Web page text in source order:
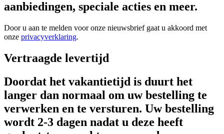
aanbiedingen, speciale acties en meer.
Door u aan te melden voor onze nieuwsbrief gaat u akkoord met
onze privacyverklaring.
Vertraagde levertijd
Doordat het vakantietijd is duurt het
langer dan normaal om uw bestelling te
verwerken en te versturen. Uw bestelling
wordt 2-3 dagen nadat u deze heeft